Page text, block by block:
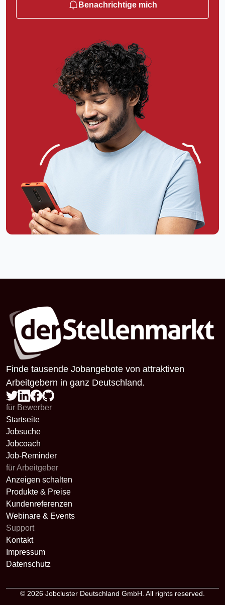
Benachrichtige mich
Finde tausende Jobangebote von attraktiven
Arbeitgebern in ganz Deutschland.
für Bewerber
Startseite
Jobsuche
Jobcoach
Job-Reminder
für Arbeitgeber
Anzeigen schalten
Produkte & Preise
Kundenreferenzen
Webinare & Events
Support
Kontakt
Impressum
Datenschutz
© 2026 Jobcluster Deutschland GmbH. All rights reserved.